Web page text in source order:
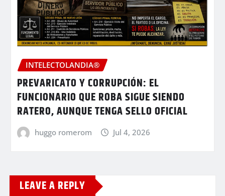
INTELECTOLANDIA®
PREVARICATO Y CORRUPCIÓN: EL
FUNCIONARIO QUE ROBA SIGUE SIENDO
RATERO, AUNQUE TENGA SELLO OFICIAL
huggo romerom Jul 4, 2026
LEAVE A REPLY